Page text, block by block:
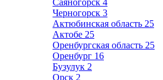
Саяногорск 4
Черногорск 3
Актюбинская область 25
Актобе 25
Оренбургская область 25
Оренбург 16
Бузулук 2
Орск 2